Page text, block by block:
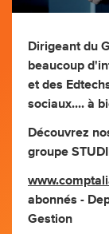
Dirigeant du
beaucoup
et des
sociaux.... à
Découvrez
groupe
abonnés -
Gestion